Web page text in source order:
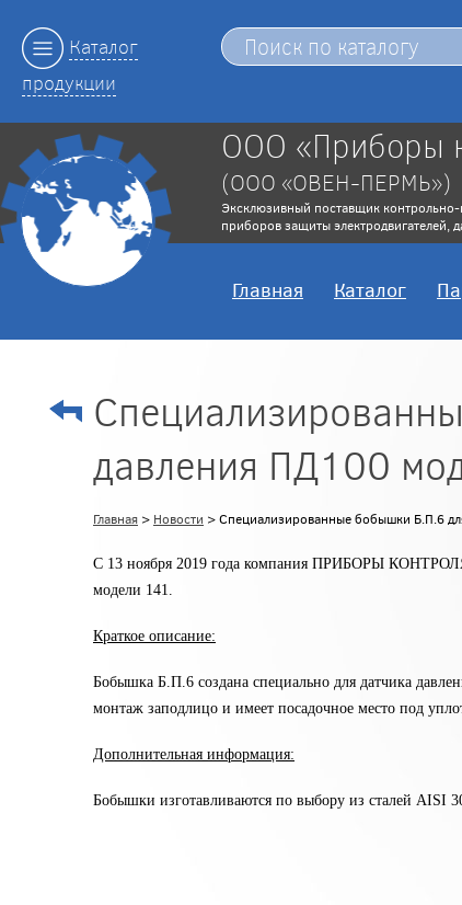
Каталог
продукции
ООО «Приборы
(ООО «ОВЕН-ПЕРМЬ»)
Эксклюзивный поставщик
приборов защиты электродвигателей,
Главная Каталог
давления ПД100
Главная > Новости > Специализированные бобышки Б.П.6
С 13 ноября 2019 года компания ПРИБОРЫ
модели 141.
Краткое описание:
Бобышка Б.П.6 создана специально для датчика
монтаж заподлицо и имеет посадочное место под
Дополнительная информация:
Бобышки изготавливаются по выбору из сталей AISI